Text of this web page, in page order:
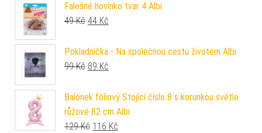
Falešné hovínko tvar 4 Albi
49Kč Původní cena byla: 49 Kč.
44 Kč
Pokladnička - Na společnou cestu životem Albi
99Kč Původní cena byla: 99 Kč.
89 Kč
Balónek fóliový Stojící číslo 8 s korunkou světle
růžové 82 cm Albi
129Kč Původní cena byla: 129 Kč.
116 Kč